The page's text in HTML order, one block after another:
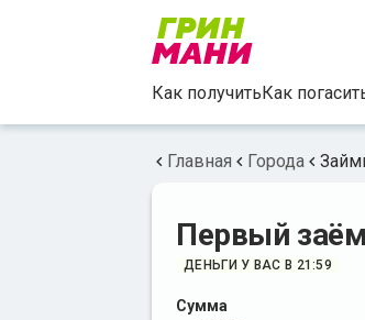
Как получитьКак
Главная Города
Первый заём
ДЕНЬГИ У ВАС В 21:59
Сумма